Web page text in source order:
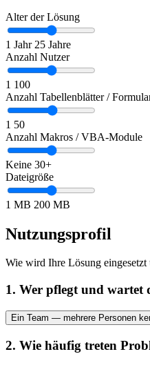
Alter der Lösung
1 Jahr 25 Jahre
Anzahl Nutzer
1 100
Anzahl Tabellenblätter /
1 50
Anzahl Makros / VBA-Module
Keine 30+
Dateigröße
1 MB 200 MB
Nutzungsprofil
Wie wird Ihre Lösung eingesetzt
1. Wer pflegt und wartet
Ein Team — mehrere Personen
2. Wie häufig treten